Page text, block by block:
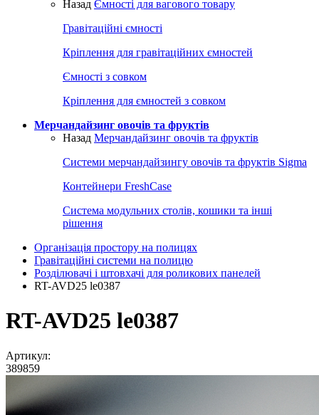
Назад Ємності для вагового товару
Гравітаційні ємності
Кріплення для гравітаційних ємностей
Ємності з совком
Кріплення для ємностей з совком
Мерчандайзинг овочів та фруктів
Назад Мерчандайзинг овочів та фруктів
Системи мерчандайзингу овочів та фруктів Sigma
Контейнери FreshCase
Система модульних столів, кошики та інші
рішення
Організація простору на полицях
Гравітаційні системи на полицю
Розділювачі і штовхачі для роликових панелей
RT-AVD25 le0387
RT-AVD25 le0387
Артикул:
389859